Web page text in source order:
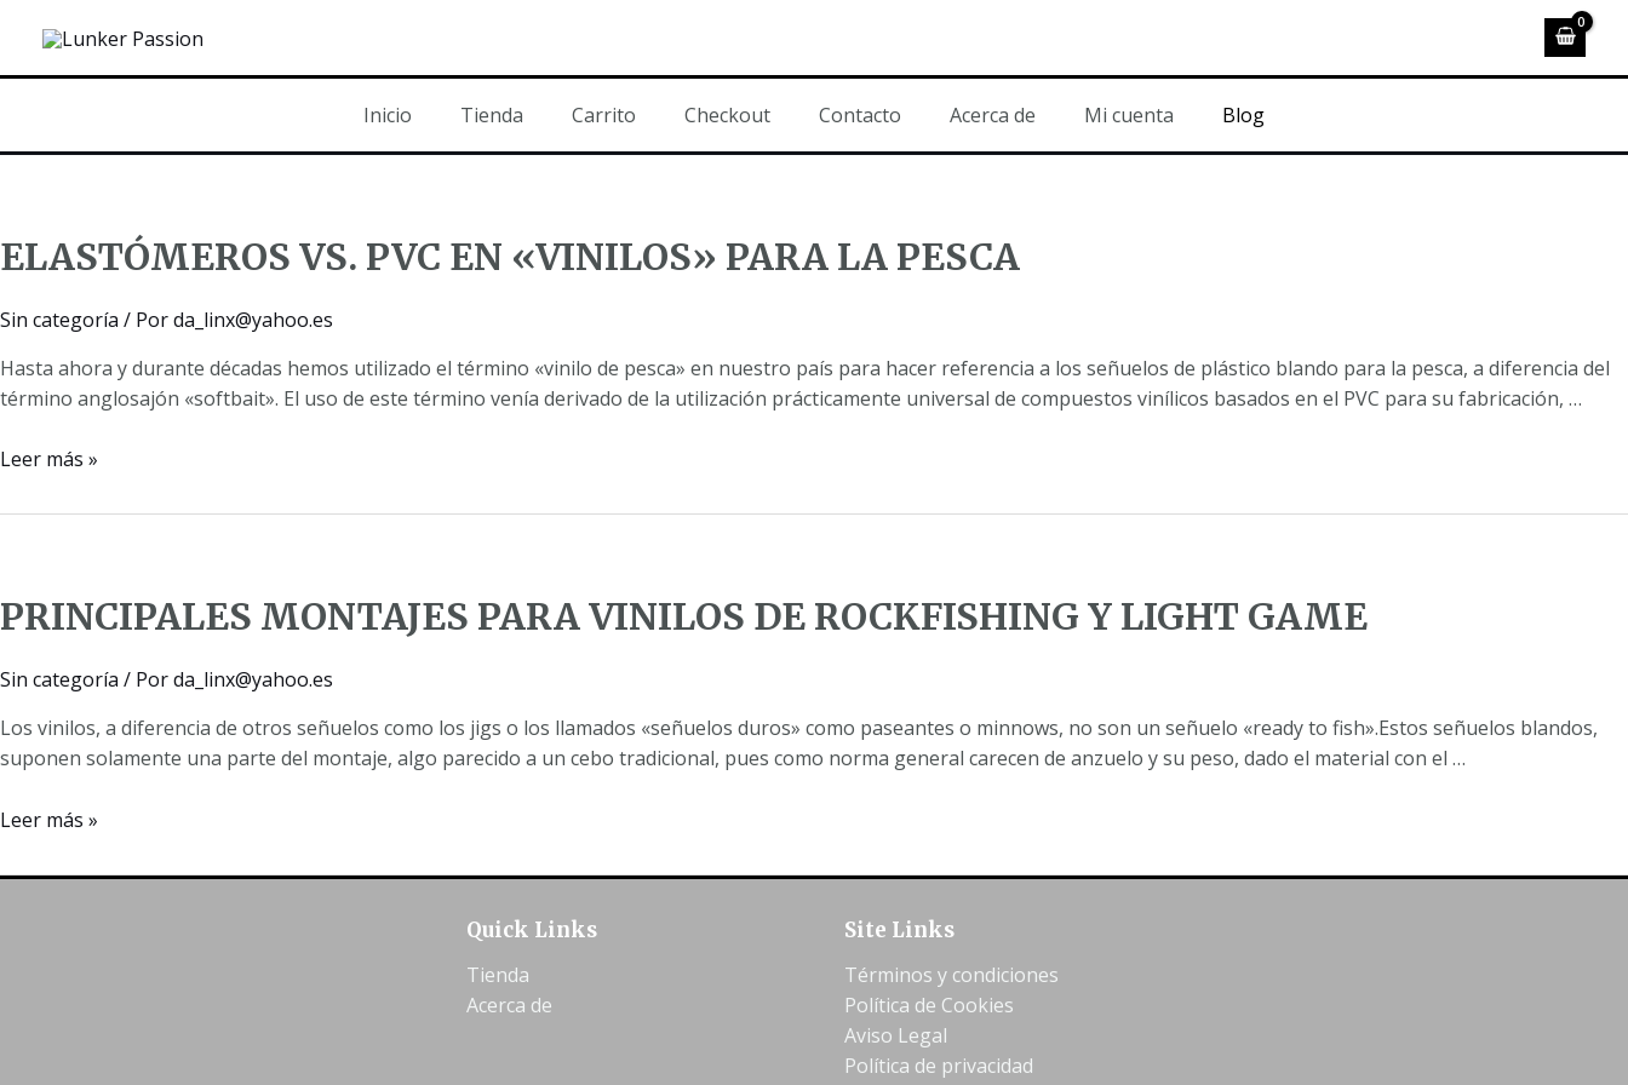
contenido
Inicio
Tienda Carrito Checkout Contacto Acerca de Mi cuenta Blog
ELASTÓMEROS VS. PVC EN «VINILOS» PARA LA PESCA
Sin categoría / Porda_linx@yahoo.es
Hasta ahora y durante décadas hemos utilizado el término «vinilo de pesca» en nuestro país para hacer referencia a los señuelos de plástico blando para la pesca, a diferencia del
término anglosajón «softbait». El uso de este término venía derivado de la utilización prácticamente universal de compuestos vinílicos basados en el PVC para su fabricación, …
ELASTÓMEROS
PVC
PARA
PESCA
Leer más »
PRINCIPALES MONTAJES PARA VINILOS DE ROCKFISHING Y LIGHT GAME
Sin categoría / Porda_linx@yahoo.es
Los vinilos, a diferencia de otros señuelos como los jigs o los llamados «señuelos duros» como paseantes o minnows, no son un señuelo «ready to fish».Estos señuelos blandos,
suponen solamente una parte del montaje, algo parecido a un cebo tradicional, pues como norma general carecen de anzuelo y su peso, dado el material con el …
PRINCIPALES
PARA
Leer más »
Quick Links
Tienda
Acerca de
Site Links
Términos y condiciones
Política de Cookies
Aviso Legal
Política de privacidad